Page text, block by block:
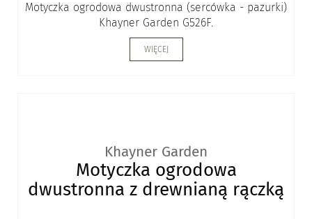
Motyczka ogrodowa dwustronna (sercówka - pazurki)
Khayner Garden G526F.
WIĘCEJ
Khayner Garden
Motyczka ogrodowa
dwustronna z drewnianą rączką